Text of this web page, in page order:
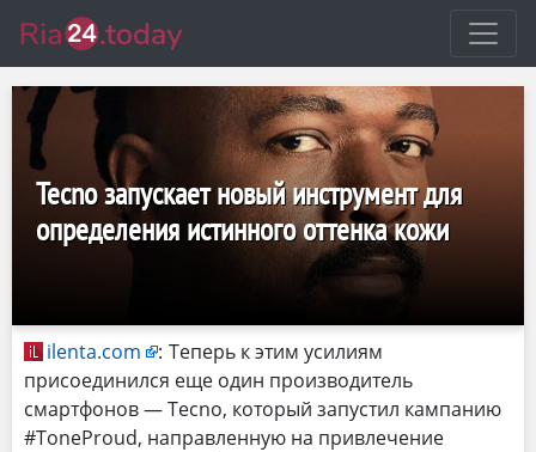
Tecno запускает новый инструмент для
определения истинного оттенка кожи
ilenta.com : Теперь к этим усилиям
присоединился еще один производитель
смартфонов — Tecno, который запустил кампанию
#ToneProud, направленную на привлечение